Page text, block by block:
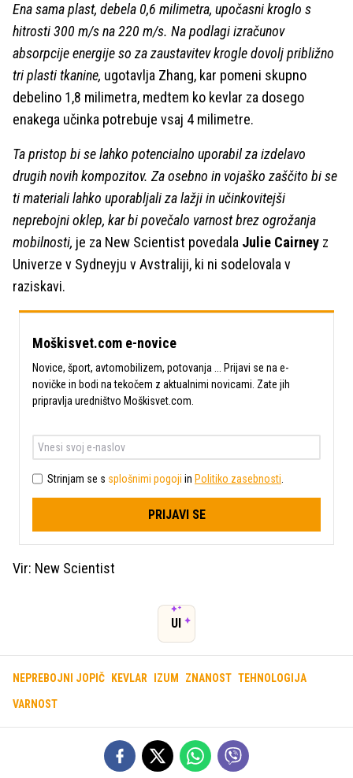
Ena sama plast, debela 0,6 milimetra, upočasni kroglo s
hitrosti 300 m/s na 220 m/s. Na podlagi izračunov
absorpcije energije so za zaustavitev krogle dovolj približno
tri plasti tkanine, ugotavlja Zhang, kar pomeni skupno
debelino 1,8 milimetra, medtem ko kevlar za dosego
enakega učinka potrebuje vsaj 4 milimetre.
Ta pristop bi se lahko potencialno uporabil za izdelavo
drugih novih kompozitov. Za osebno in vojaško zaščito bi se
ti materiali lahko uporabljali za lažji in učinkovitejši
neprebojni oklep, kar bi povečalo varnost brez ogrožanja
mobilnosti, je za New Scientist povedala Julie Cairney z
Univerze v Sydneyju v Avstraliji, ki ni sodelovala v
raziskavi.
Moškisvet.com e-novice
Novice, šport, avtomobilizem, potovanja ... Prijavi se na e-
novičke in bodi na tekočem z aktualnimi novicami. Zate jih
pripravlja uredništvo Moškisvet.com.
Strinjam se s splošnimi pogoji in Politiko zasebnosti
PRIJAVI SE
Vir: New Scientist
UI
NEPREBOJNI JOPIČ KEVLAR IZUM ZNANOST TEHNOLOGIJA
VARNOST